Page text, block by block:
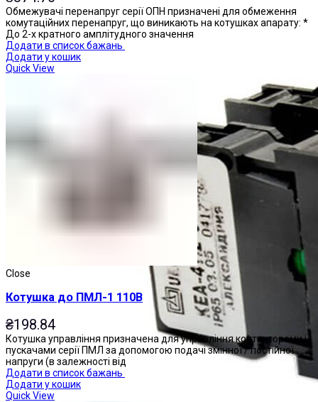
Обмежувачі перенапруг серії ОПН призначені для обмеження
комутаційних перенапруг, що виникають на котушках апарату: *
До 2-х кратного амплітудного значення
Додати в список бажань
Додати у кошик
Quick View
Close
Котушка до ПМЛ-1 110В
₴198.84
Котушка управління призначена для управління контакторами і
пускачами серії ПМЛ за допомогою подачі змінної / постійної
напруги (в залежності від
Додати в список бажань
Додати у кошик
Quick View